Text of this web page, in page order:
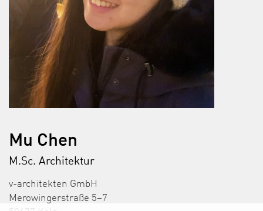
Mu Chen
M.Sc. Architektur
v-architekten GmbH
Merowingerstraße 5–7